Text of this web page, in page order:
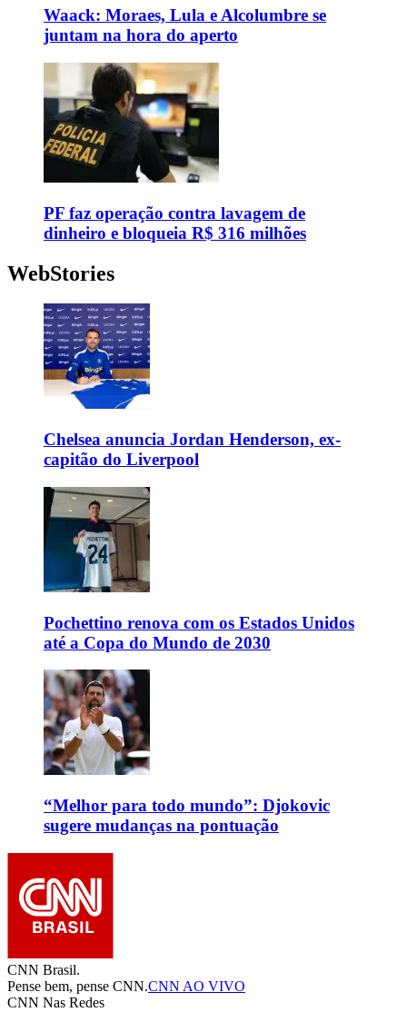
Waack: Moraes, Lula e Alcolumbre se
juntam na hora do aperto
PF faz operação contra lavagem de
dinheiro e bloqueia R$ 316 milhões
WebStories
Chelsea anuncia Jordan Henderson, ex-
capitão do Liverpool
Pochettino renova com os Estados Unidos
até a Copa do Mundo de 2030
“Melhor para todo mundo”: Djokovic
sugere mudanças na pontuação
CNN Brasil.
Pense bem, pense CNN.CNN AO VIVO
CNN Nas Redes